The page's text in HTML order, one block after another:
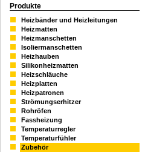
Produkte
Heizbänder und Heizleitungen
Heizmatten
Heizmanschetten
Isoliermanschetten
Heizhauben
Silikonheizmatten
Heizschläuche
Heizplatten
Heizpatronen
Strömungserhitzer
Rohröfen
Fassheizung
Temperaturregler
Temperaturfühler
Zubehör